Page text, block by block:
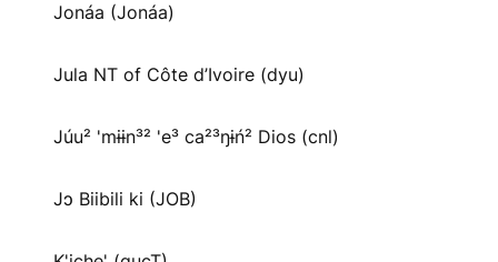
Jonáa (Jonáa)
Jula NT of Côte d’Ivoire (dyu)
Júu² 'mɨɨn³² 'e³ ca²³ŋɨń² Dios (cnl)
Jɔ Biibili ki (JOB)